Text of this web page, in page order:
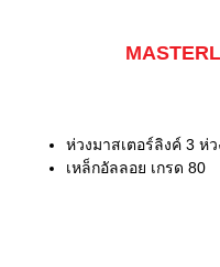
ห่วงมาสเตอร์ลิงค์ 3 ห่
เหล็กอัลลอย เกรด 80